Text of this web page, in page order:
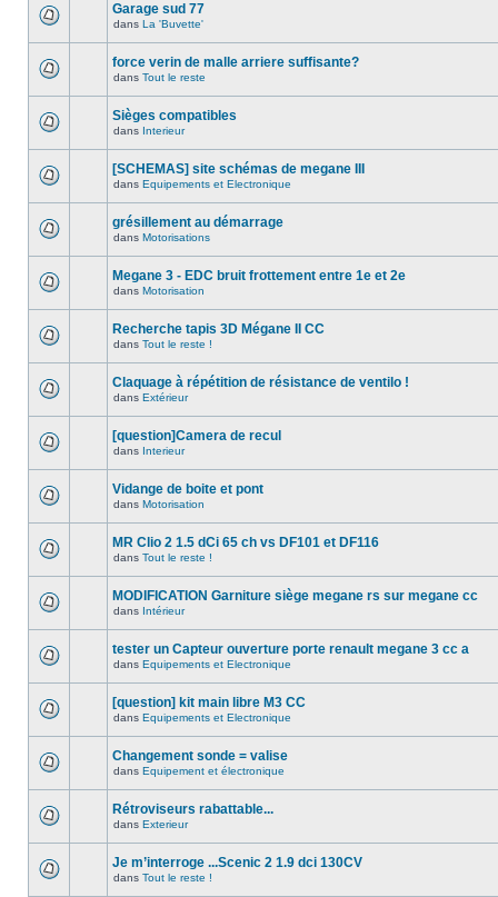
Garage sud 77
dans La 'Buvette'
force verin de malle arriere suffisante?
dans Tout le reste
Sièges compatibles
dans Interieur
[SCHEMAS] site schémas de megane III
dans Equipements et Electronique
grésillement au démarrage
dans Motorisations
Megane 3 - EDC bruit frottement entre 1e et 2e
dans Motorisation
Recherche tapis 3D Mégane II CC
dans Tout le reste !
Claquage à répétition de résistance de ventilo !
dans Extérieur
[question]Camera de recul
dans Interieur
Vidange de boite et pont
dans Motorisation
MR Clio 2 1.5 dCi 65 ch vs DF101 et DF116
dans Tout le reste !
MODIFICATION Garniture siège megane rs sur megane cc
dans Intérieur
tester un Capteur ouverture porte renault megane 3 cc a
dans Equipements et Electronique
[question] kit main libre M3 CC
dans Equipements et Electronique
Changement sonde = valise
dans Equipement et électronique
Rétroviseurs rabattable...
dans Exterieur
Je m’interroge ...Scenic 2 1.9 dci 130CV
dans Tout le reste !